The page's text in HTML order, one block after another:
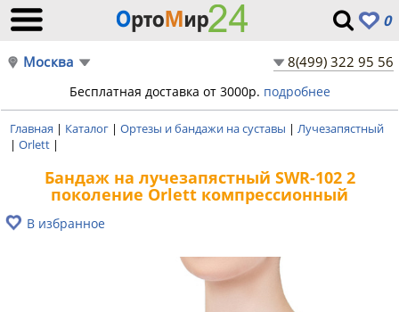
0
Москва 8(499) 322 95 56
Бесплатная доставка от 3000р. подробнее
Главная | Каталог | Ортезы и бандажи на суставы | Лучезапястный
| Orlett |
Бандаж на лучезапястный SWR-102 2
поколение Orlett компрессионный
В избранное